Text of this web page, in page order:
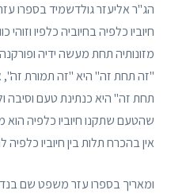
הג"ר אליעזר גולדשמיד בספרו
חיוביו כלפיה בחיוביה כלפיו
מזונותיה תחת מעשה ידיה
"זה תחת זה" היא "זה תמורת זה",
תחת זה" היא כנתינת טעם וסיבה
שהטעם שתקנו חיוביו כלפיה הוא
אין בהכרח תלות בין חיוביו כלפיה
ומאריך בספרו עזר משפט שם